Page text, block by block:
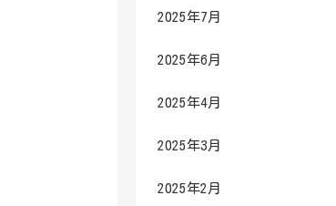
2025年7月
2025年6月
2025年4月
2025年3月
2025年2月